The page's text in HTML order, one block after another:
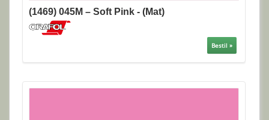
(1469) 045M – Soft Pink - (Mat)
Bestil »